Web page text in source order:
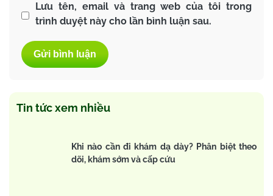
Lưu tên, email và trang web của tôi trong
trình duyệt này cho lần bình luận sau.
Tin tức xem nhiều
Khi nào cần đi khám dạ dày? Phân biệt theo
dõi, khám sớm và cấp cứu